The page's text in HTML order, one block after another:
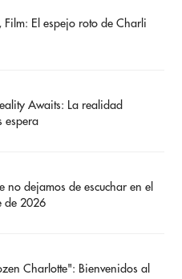
Film: El espejo roto de Charli
Awaits: La realidad
espera
no dejamos de escuchar en el
de 2026
Charlotte": Bienvenidos al